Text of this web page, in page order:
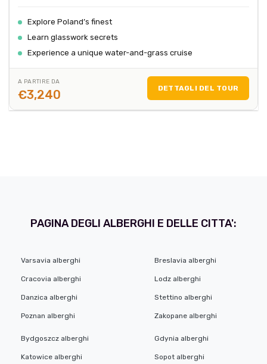
Explore Poland’s finest
Learn glasswork secrets
Experience a unique water-and-grass cruise
A PARTIRE DA
€3,240 DETTAGLI DEL TOUR
PAGINA DEGLI ALBERGHI E DELLE CITTA':
Varsavia alberghi
Cracovia alberghi
Danzica alberghi
Poznan alberghi
Breslavia alberghi
Lodz alberghi
Stettino alberghi
Zakopane alberghi
Bydgoszcz alberghi
Katowice alberghi
Gdynia alberghi
Sopot alberghi